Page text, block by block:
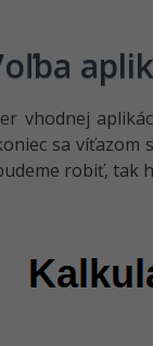
vhodnej
sa víťazom
robiť, tak